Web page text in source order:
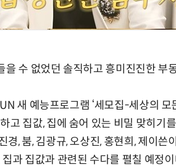
수 없었던 솔직하고 흥미진진한 부
새 예능프로그램 ‘세모집-세상의 모
고 집값, 집에 숨어 있는 비밀 맞히기
, 붐, 김광규, 오상진, 홍현희, 제이쓴
과 집값과 관련된 수다를 펼칠 예정